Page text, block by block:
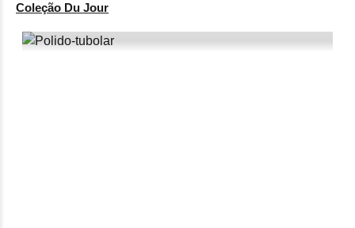
Coleção Du Jour